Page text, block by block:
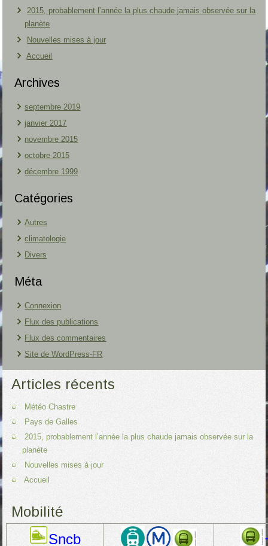
2015, probablement l’année la plus chaude jamais observée sur la
planète
Nouvelles mises à jour
Accueil
Archives
septembre 2019
janvier 2017
novembre 2015
octobre 2015
décembre 1999
Catégories
Autres
climatologie
Divers
Méta
Connexion
Flux des publications
Flux des commentaires
Site de WordPress-FR
Articles récents
Météo Chastre
Pays de Galles
2015, probablement l’année la plus chaude jamais observée sur la
planète
Nouvelles mises à jour
Accueil
Mobilité
Sncb